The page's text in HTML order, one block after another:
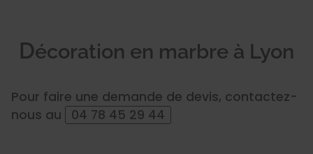
Décoration en marbre à Lyon
Pour faire une demande de devis, contactez-
nous au
04 78 45 29 44